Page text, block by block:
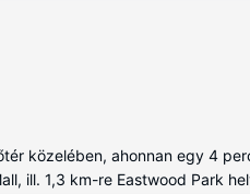
közelében, ahonnan egy 4
ill. 1,3 km-re Eastwood Park